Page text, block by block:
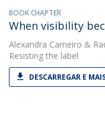
BOOK CHAPTER
When visibility
Alexandra Carneiro &
Resisting the label
DESCARREGAR E